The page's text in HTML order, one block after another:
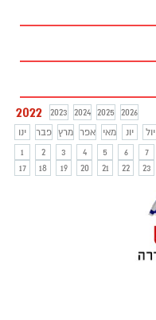
2022 2023 2024 2025
2026
ינו
פבר מרץ אפר מאי יונ יול
1 2 3 4 5 6 7
17
18 19 20 21 22 23